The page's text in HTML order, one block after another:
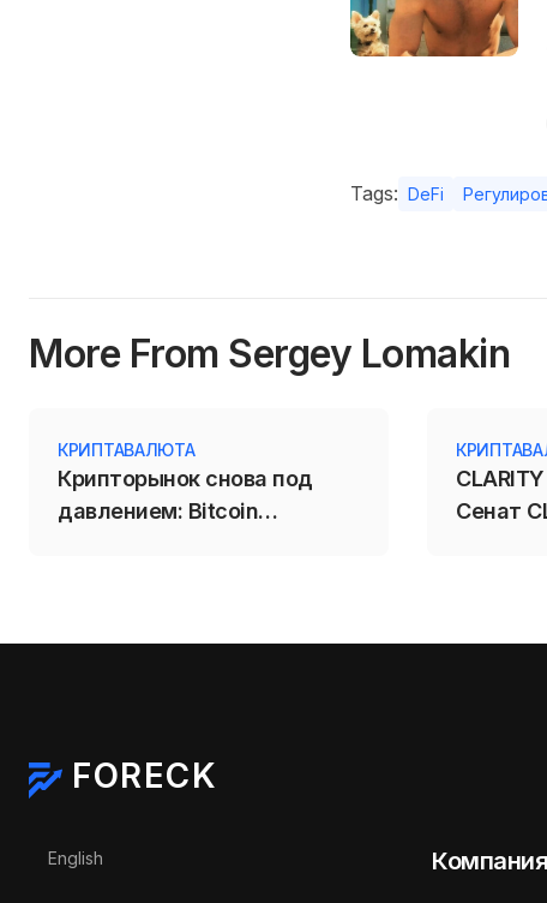
Tags: DeFi
More From Sergey Lomakin
КРИПТАВАЛЮТА
Крипторынок снова под
давлением: Bitcoin
Сенат
FORECK
Выберите язык
English Компания